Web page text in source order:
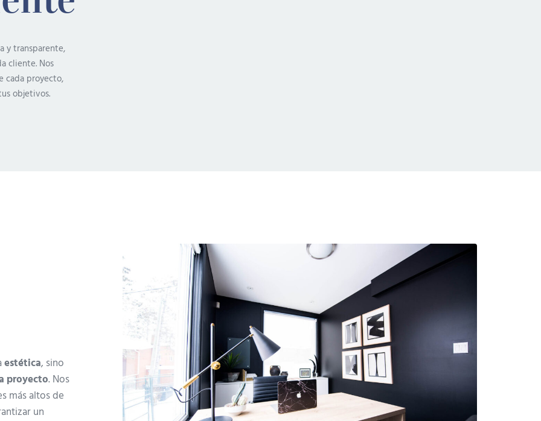
y transparente,
cliente. Nos
cada proyecto,
objetivos.
estética, sino
proyecto. Nos
más altos de
un